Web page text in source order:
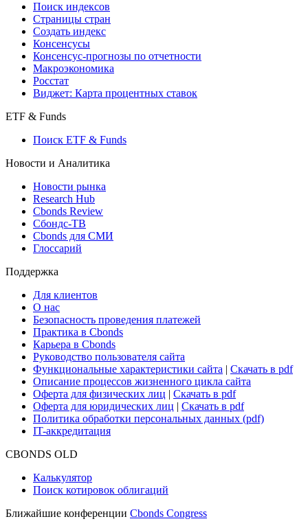
Поиск индексов
Страницы стран
Создать индекс
Консенсусы
Консенсус-прогнозы по отчетности
Макроэкономика
Росстат
Виджет: Карта процентных ставок
ETF & Funds
Поиск ETF & Funds
Новости и Аналитика
Новости рынка
Research Hub
Cbonds Review
Сбондс-ТВ
Cbonds для СМИ
Глоссарий
Поддержка
Для клиентов
О нас
Безопасность проведения платежей
Практика в Cbonds
Карьера в Cbonds
Руководство пользователя сайта
Функциональные характеристики сайта | Скачать в pdf
Описание процессов жизненного цикла сайта
Оферта для физических лиц | Скачать в pdf
Оферта для юридических лиц | Скачать в pdf
Политика обработки персональных данных (pdf)
IT-аккредитация
CBONDS OLD
Калькулятор
Поиск котировок облигаций
Ближайшие конференции Cbonds Congress